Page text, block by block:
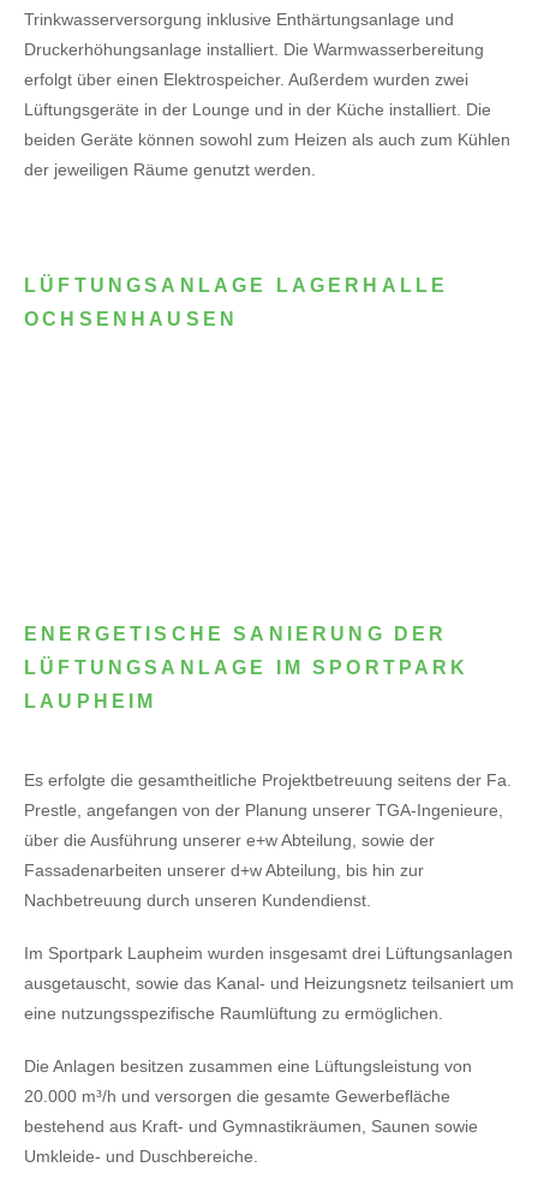
Trinkwasserversorgung inklusive Enthärtungsanlage und
Druckerhöhungsanlage installiert. Die Warmwasserbereitung
erfolgt über einen Elektrospeicher. Außerdem wurden zwei
Lüftungsgeräte in der Lounge und in der Küche installiert. Die
beiden Geräte können sowohl zum Heizen als auch zum Kühlen
der jeweiligen Räume genutzt werden.
LÜFTUNGSANLAGE LAGERHALLE
OCHSENHAUSEN
ENERGETISCHE SANIERUNG DER
LÜFTUNGSANLAGE IM SPORTPARK
LAUPHEIM
Es erfolgte die gesamtheitliche Projektbetreuung seitens der Fa.
Prestle, angefangen von der Planung unserer TGA-Ingenieure,
über die Ausführung unserer e+w Abteilung, sowie der
Fassadenarbeiten unserer d+w Abteilung, bis hin zur
Nachbetreuung durch unseren Kundendienst.
Im Sportpark Laupheim wurden insgesamt drei Lüftungsanlagen
ausgetauscht, sowie das Kanal- und Heizungsnetz teilsaniert um
eine nutzungsspezifische Raumlüftung zu ermöglichen.
Die Anlagen besitzen zusammen eine Lüftungsleistung von
20.000 m³/h und versorgen die gesamte Gewerbefläche
bestehend aus Kraft- und Gymnastikräumen, Saunen sowie
Umkleide- und Duschbereiche.